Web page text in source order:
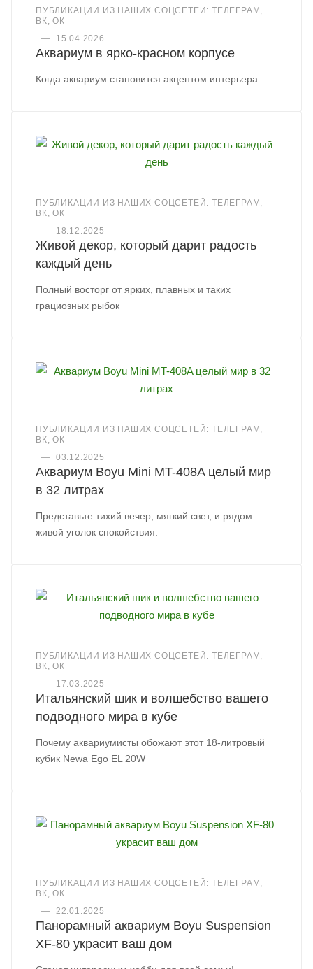
ПУБЛИКАЦИИ ИЗ НАШИХ СОЦСЕТЕЙ: ТЕЛЕГРАМ,
ВК, ОК
—
15.04.2026
Аквариум в ярко-красном корпусе
Когда аквариум становится акцентом интерьера
ПУБЛИКАЦИИ ИЗ НАШИХ СОЦСЕТЕЙ: ТЕЛЕГРАМ,
ВК, ОК
—
18.12.2025
Живой декор, который дарит радость
каждый день
Полный восторг от ярких, плавных и таких
грациозных рыбок
ПУБЛИКАЦИИ ИЗ НАШИХ СОЦСЕТЕЙ: ТЕЛЕГРАМ,
ВК, ОК
—
03.12.2025
Аквариум Boyu Mini MT-408A целый мир
в 32 литрах
Представьте тихий вечер, мягкий свет, и рядом
живой уголок спокойствия.
ПУБЛИКАЦИИ ИЗ НАШИХ СОЦСЕТЕЙ: ТЕЛЕГРАМ,
ВК, ОК
—
17.03.2025
Итальянский шик и волшебство вашего
подводного мира в кубе
Почему аквариумисты обожают этот 18-литровый
кубик Newa Ego EL 20W
ПУБЛИКАЦИИ ИЗ НАШИХ СОЦСЕТЕЙ: ТЕЛЕГРАМ,
ВК, ОК
—
22.01.2025
Панорамный аквариум Boyu Suspension
XF-80 украсит ваш дом